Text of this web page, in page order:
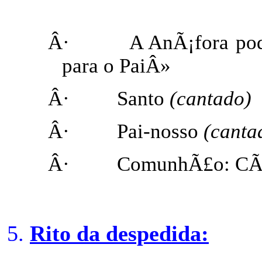
Â·
A AnÃ¡fora
para o PaiÂ»
Â·
Santo (cantado)
Â·
Pai-nosso
Â·
ComunhÃ£o:
Rito da despedida: